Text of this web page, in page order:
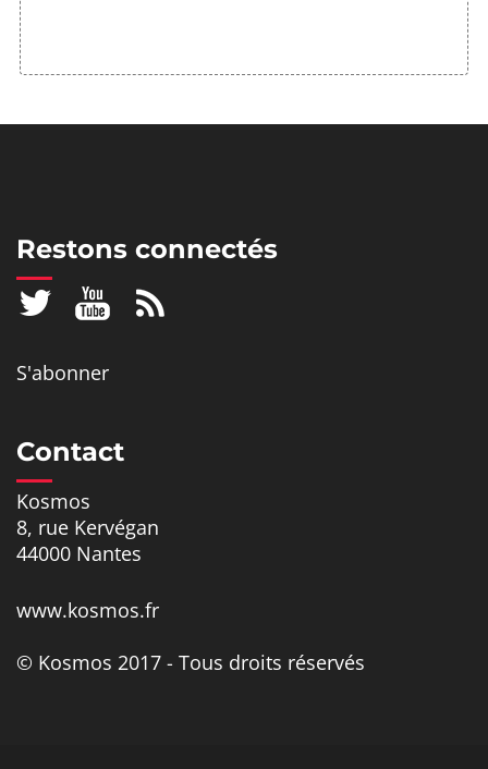
Restons connectés
S'abonner
Contact
Kosmos
8, rue Kervégan
44000 Nantes
www.kosmos.fr
© Kosmos 2017 - Tous droits réservés